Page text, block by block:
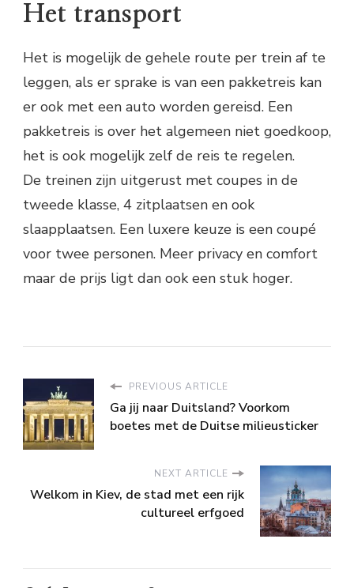
Het transport
Het is mogelijk de gehele route per trein af te
leggen, als er sprake is van een pakketreis kan
er ook met een auto worden gereisd. Een
pakketreis is over het algemeen niet goedkoop,
het is ook mogelijk zelf de reis te regelen.
De treinen zijn uitgerust met coupes in de
tweede klasse, 4 zitplaatsen en ook
slaapplaatsen. Een luxere keuze is een coupé
voor twee personen. Meer privacy en comfort
maar de prijs ligt dan ook een stuk hoger.
PREVIOUS ARTICLE
Ga jij naar Duitsland? Voorkom
boetes met de Duitse milieusticker
NEXT ARTICLE
Welkom in Kiev, de stad met een rijk
cultureel erfgoed